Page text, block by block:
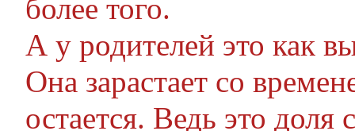
более того.
А у родителей это как
Она зарастает со
остается. Ведь это